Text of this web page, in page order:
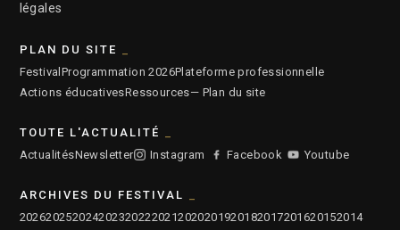
légales
PLAN DU SITE
Festival Programmation 2026Plateforme professionnelle
Actions éducativesRessources— Plan du site
TOUTE L'ACTUALITÉ
ActualitésNewsletter Instagram Facebook Youtube
ARCHIVES DU FESTIVAL
2026202520242023202220212020201920182017201620152014